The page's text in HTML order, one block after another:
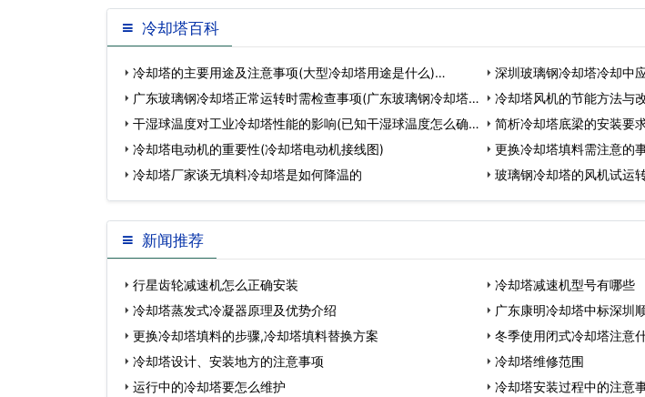
冷却塔百科
冷却塔的主要用途及注意事项(大型冷却塔用途是什么)…
深圳玻璃钢冷却塔冷却中
安装厂家)…
广东玻璃钢冷却塔正常运转时需检查事项(广东玻璃钢冷却塔作
用)…
冷却塔风机的节能方法与
案)…
干湿球温度对工业冷却塔性能的影响(已知干湿球温度怎么确定
状态点)…
简析冷却塔底梁的安装要
冷却塔电动机的重要性(冷却塔电动机接线图)
更换冷却塔填料需注意的
冷却塔厂家谈无填料冷却塔是如何降温的
玻璃钢冷却塔的风机试运
机)…
新闻推荐
行星齿轮减速机怎么正确安装
冷却塔减速机型号有哪些
冷却塔蒸发式冷凝器原理及优势介绍
广东康明冷却塔中标深圳
程…
更换冷却塔填料的步骤,冷却塔填料替换方案
冬季使用闭式冷却塔注意
冷却塔设计、安装地方的注意事项
冷却塔维修范围
运行中的冷却塔要怎么维护
冷却塔安装过程中的注意